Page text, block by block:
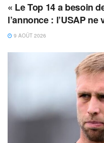
« Le Top 14 a besoin
l’annonce : l’USAP
9 AOÛT 2026